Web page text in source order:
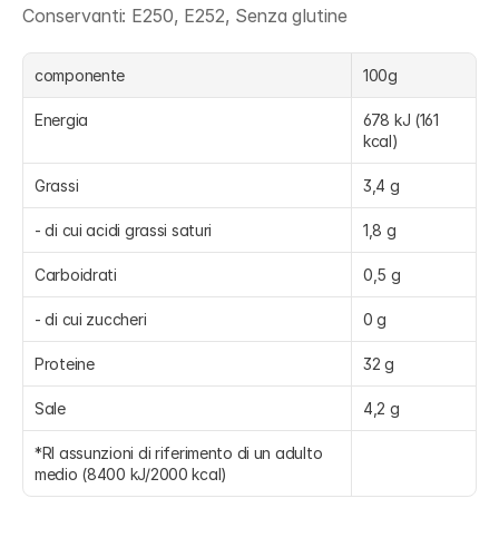
Conservanti: E250, E252, Senza glutine
componente 100g
Energia
678 kJ (161
kcal)
Grassi 3,4 g
- di cui acidi grassi saturi 1,8 g
Carboidrati 0,5 g
- di cui zuccheri 0 g
Proteine 32 g
Sale 4,2 g
*RI assunzioni di riferimento di un adulto
medio (8400 kJ/2000 kcal)